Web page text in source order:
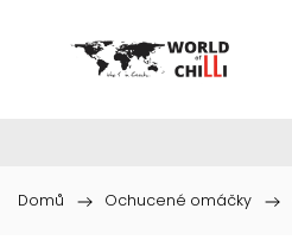
Domů / Ochucené omáčky /